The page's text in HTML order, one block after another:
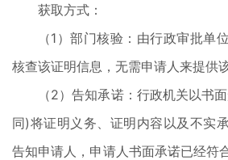
获取方式：
（1）部门核验：由行政审批单
核查该证明信息，无需申请人来提供该
（2）告知承诺：行政机关以书
同)将证明义务、证明内容以及不实
告知申请人，申请人书面承诺已经符